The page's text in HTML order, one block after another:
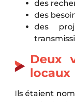
des
des
des
Deux
locaux
Ils étaient